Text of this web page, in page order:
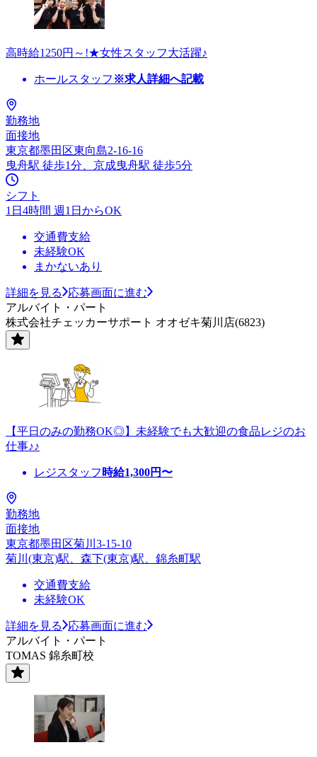
高時給1250円～!★女性スタッフ大活躍♪
ホールスタッフ ※求人詳細へ記載
勤務地
面接地
東京都墨田区東向島2-16-16
曳舟駅 徒歩1分、京成曳舟駅 徒歩5分
シフト
1日4時間 週1日からOK
交通費支給
未経験OK
まかないあり
詳細を見る
応募画面に進む
アルバイト・パート
株式会社チェッカーサポート オオゼキ菊川店(6823)
【平日のみの勤務OK◎】未経験でも大歓迎の食品レジのお
仕事♪♪
レジスタッフ 時給1,300円〜
勤務地
面接地
東京都墨田区菊川3-15-10
菊川(東京)駅、森下(東京)駅、錦糸町駅
交通費支給
未経験OK
詳細を見る
応募画面に進む
アルバイト・パート
TOMAS 錦糸町校